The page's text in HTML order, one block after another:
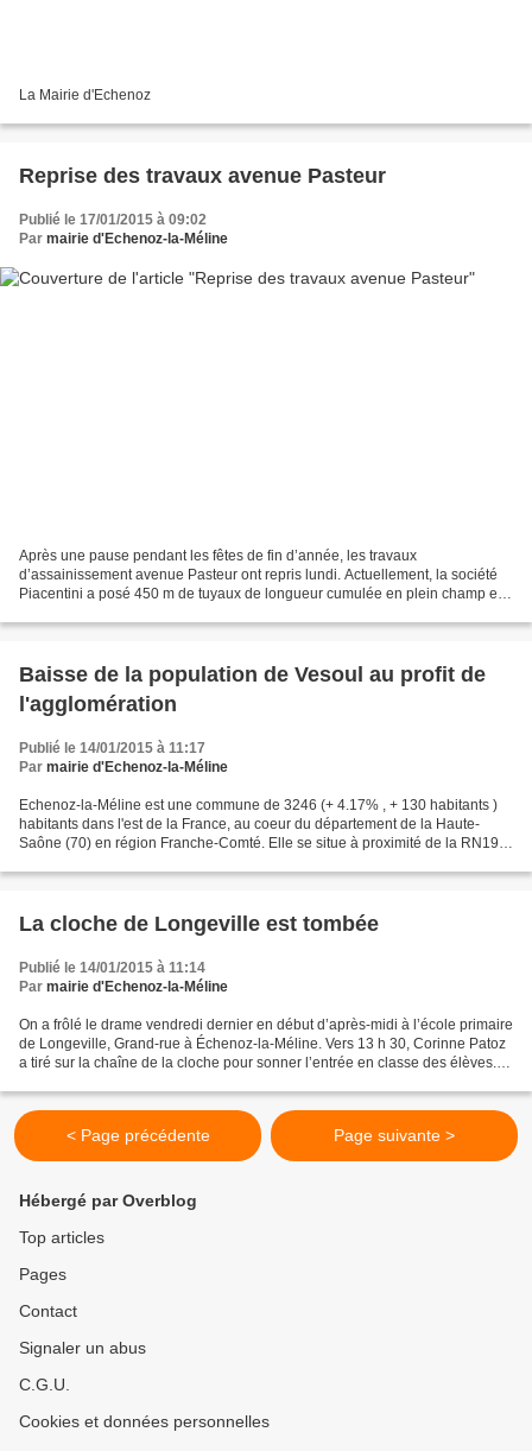
La Mairie d'Echenoz
Reprise des travaux avenue Pasteur
Publié le 17/01/2015 à 09:02
Par mairie d'Echenoz-la-Méline
Après une pause pendant les fêtes de fin d’année, les travaux
d’assainissement avenue Pasteur ont repris lundi. Actuellement, la société
Piacentini a posé 450 m de tuyaux de longueur cumulée en plein champ et
Baisse de la population de Vesoul au profit de
l'agglomération
Publié le 14/01/2015 à 11:17
Par mairie d'Echenoz-la-Méline
Echenoz-la-Méline est une commune de 3246 (+ 4.17% , + 130 habitants )
habitants dans l'est de la France, au coeur du département de la Haute-
Saône (70) en région Franche-Comté. Elle se situe à proximité de la RN19,
La cloche de Longeville est tombée
Publié le 14/01/2015 à 11:14
Par mairie d'Echenoz-la-Méline
On a frôlé le drame vendredi dernier en début d’après-midi à l’école primaire
de Longeville, Grand-rue à Échenoz-la-Méline. Vers 13 h 30, Corinne Patoz
a tiré sur la chaîne de la cloche pour sonner l’entrée en classe des élèves.
< Page précédente Page suivante >
Hébergé par Overblog
Top articles
Pages
Contact
Signaler un abus
C.G.U.
Cookies et données personnelles